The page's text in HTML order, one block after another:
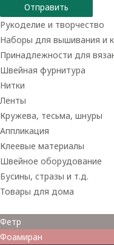
Отправить
Рукоделие и творчество
Наборы для вышивания и
Принадлежности для
Швейная фурнитура
Нитки
Ленты
Кружева, тесьма, шнуры
Аппликация
Клеевые материалы
Швейное оборудование
Бусины, стразы и т.д.
Товары для дома
Фетр
Фоамиран